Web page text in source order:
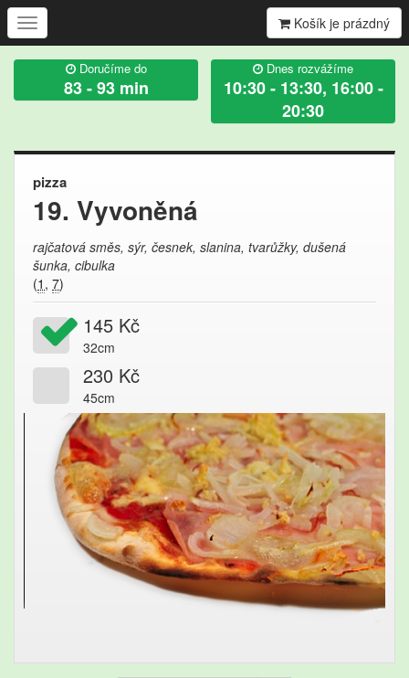
Ukázat/skrýt
navigaci
Košík je prázdný
Doručíme do
83 - 93 min
Dnes rozvážíme
10:30 - 13:30, 16:00 -
20:30
pizza
19. Vyvoněná
rajčatová směs, sýr, česnek, slanina, tvarůžky, dušená
šunka, cibulka
(1 , 7)
145 Kč
32cm
230 Kč
45cm